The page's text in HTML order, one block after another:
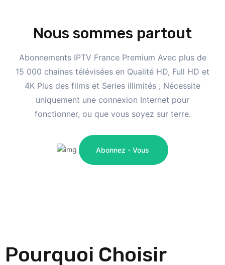
Nous sommes partout
Abonnements IPTV France Premium Avec plus de
15 000 chaines télévisées en Qualité HD, Full HD et
4K Plus des films et Series illimités , Nécessite
uniquement une connexion Internet pour
fonctionner, ou que vous soyez sur terre.
Abonnez - Vous
Pourquoi Choisir